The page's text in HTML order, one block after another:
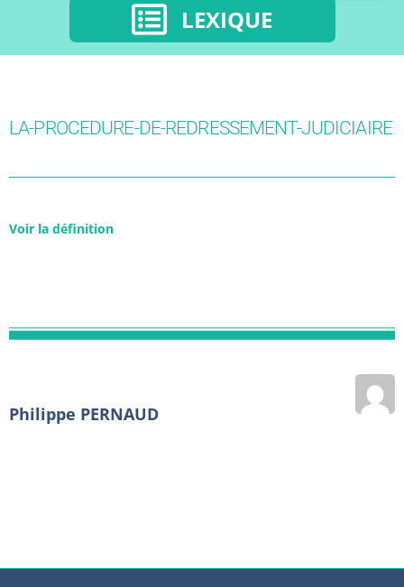
LEXIQUE
LA-PROCEDURE-DE-REDRESSEMENT-JUDICIAIRE
Voir la définition
Philippe PERNAUD